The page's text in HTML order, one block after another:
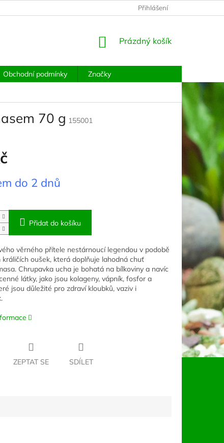
PODMÍNKY OCHRANY OSOBNÍCH ÚDAJŮ MOJE OBJEDNÁVKA
Přihlášení
NÁKUPNÍ
Prázdný košík
Obchodní podmínky
Značky
70 g 155001
do 2 dnů
Přidat do košíku
věrného přítele nestárnoucí legendou v podobě
králičích oušek, která doplňuje lahodná chuť
Chrupavka ucha je bohatá na bílkoviny a navíc
látky, jako jsou kolageny, vápník, fosfor a
jsou důležité pro zdraví kloubků, vaziv i
ZEPTAT SE SDÍLET